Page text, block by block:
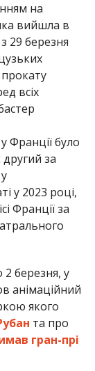
на
вийшла в
29 березня
всіх
Франції було
за
у 2023 році,
Франції за
березня, у
анімаційний
якого
та про
гран-прі